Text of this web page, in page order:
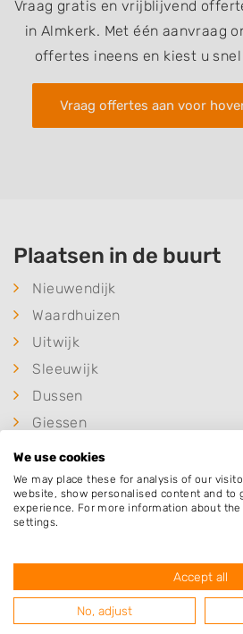
Vraag gratis en vrijblijvend
in Almkerk. Met één aanvraag
offertes ineens en kiest u
Vraag offertes aan voor
Plaatsen in de buurt
Nieuwendijk
Waardhuizen
Uitwijk
Sleeuwijk
Dussen
Giessen
Rijswijk
Babyloniënbroek
Woudrichem
Meeuwen
We use cookies
We may place these for analysis of our
website, show personalised content and to
experience. For more information about
settings.
Accept all
No, adjust